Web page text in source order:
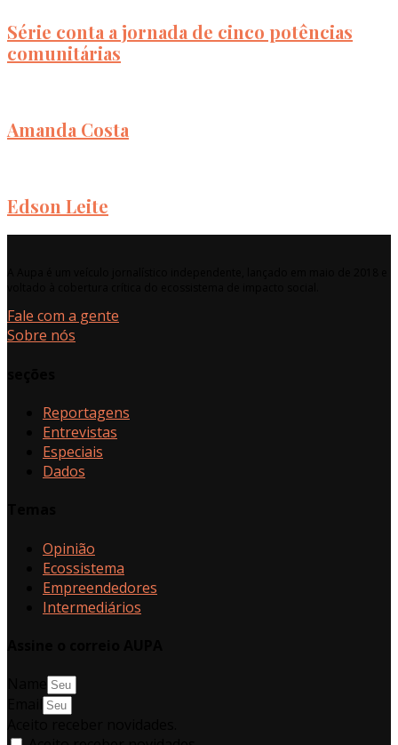
Série conta a jornada de cinco potências
comunitárias
Amanda Costa
Edson Leite
Fale com a gente
Sobre nós
Reportagens
Entrevistas
Especiais
Dados
Opinião
Ecossistema
Empreendedores
Intermediários